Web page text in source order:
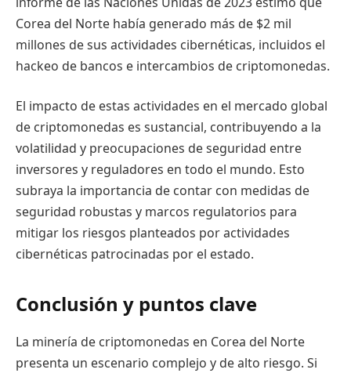
Corea del Norte había generado más de $2 mil
millones de sus actividades cibernéticas, incluidos el
hackeo de bancos e intercambios de criptomonedas.
El impacto de estas actividades en el mercado global
de criptomonedas es sustancial, contribuyendo a la
volatilidad y preocupaciones de seguridad entre
inversores y reguladores en todo el mundo. Esto
subraya la importancia de contar con medidas de
seguridad robustas y marcos regulatorios para
mitigar los riesgos planteados por actividades
cibernéticas patrocinadas por el estado.
Conclusión y puntos clave
La minería de criptomonedas en Corea del Norte
presenta un escenario complejo y de alto riesgo. Si